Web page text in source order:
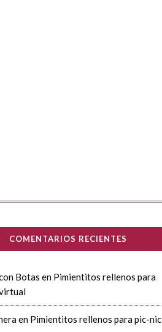
COMENTARIOS RECIENTES
Botas en Pimientitos rellenos para
en Pimientitos rellenos para pic-nic